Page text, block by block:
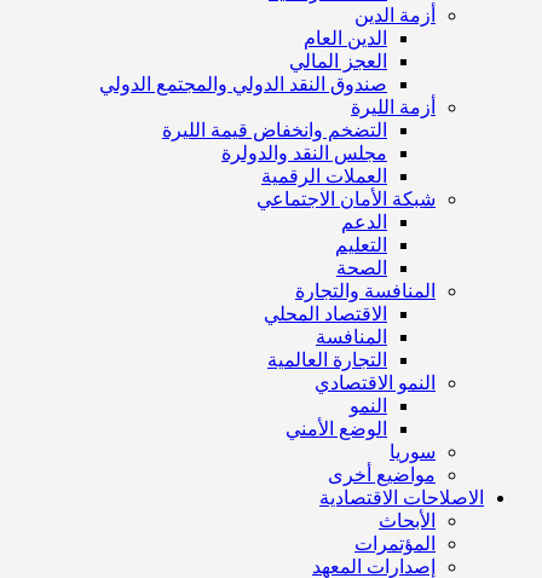
أزمة الدين
الدين العام
العجز المالي
صندوق النقد الدولي والمجتمع الدولي
أزمة الليرة
التضخم وانخفاض قيمة الليرة
مجلس النقد والدولرة
العملات الرقمية
شبكة الأمان الاجتماعي
الدعم
التعليم
الصحة
المنافسة والتجارة
الاقتصاد المحلي
المنافسة
التجارة العالمية
النمو الاقتصادي
النمو
الوضع الأمني
سوريا
مواضيع أخرى
الاصلاحات الاقتصادية
الأبحاث
المؤتمرات
إصدارات المعهد